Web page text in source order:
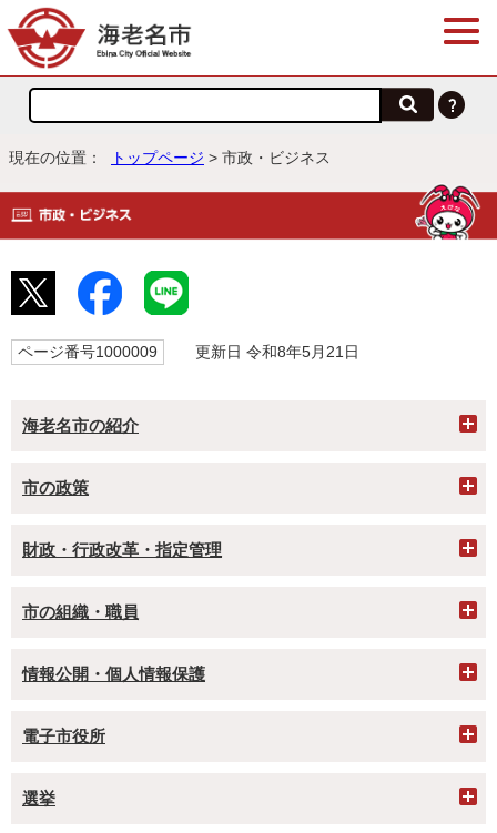
現在の位置： トップページ > 市政・ビジネス
ページ番号1000009 更新日 令和8年5月21日
海老名市の紹介
市の政策
財政・行政改革・指定管理
市の組織・職員
情報公開・個人情報保護
電子市役所
選挙